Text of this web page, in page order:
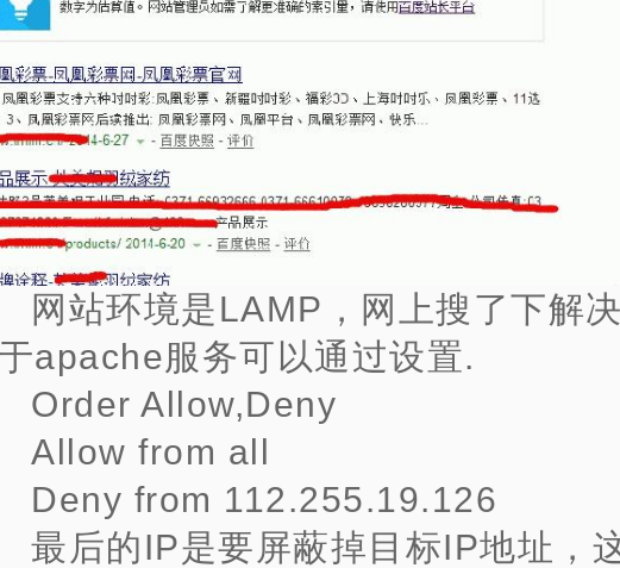
网站环境是LAMP，网上搜了下解
apache服务可以通过设置.
Order Allow,Deny
Allow from all
Deny from 112.255.19.126
最后的IP是要屏蔽掉目标IP地址，